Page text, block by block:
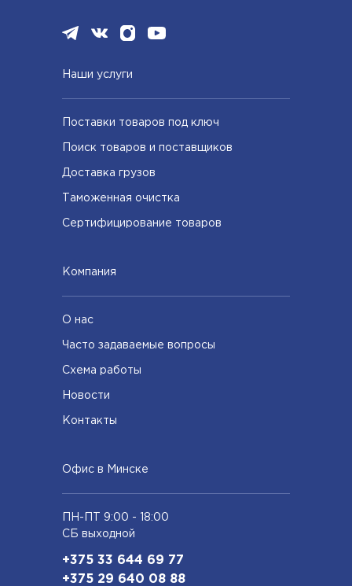
Наши услуги
Поставки товаров под ключ
Поиск товаров и поставщиков
Доставка грузов
Таможенная очистка
Сертифицирование товаров
Компания
О нас
Часто задаваемые вопросы
Схема работы
Новости
Контакты
Офис в Минске
ПН-ПТ 9:00 - 18:00
СБ выходной
+375 33 644 69 77
+375 29 640 08 88